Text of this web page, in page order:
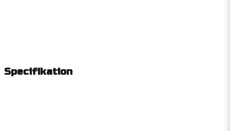
Specifikation